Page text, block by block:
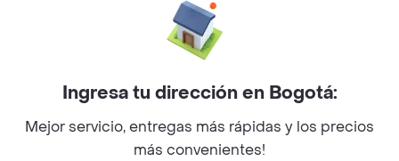
Facebook
Twitter
Instagram
Ingresa tu dirección en Bogotá:
Mejor servicio, entregas más rápidas y los precios
más convenientes!